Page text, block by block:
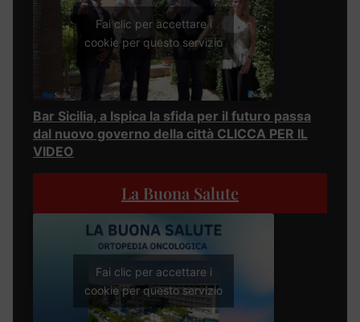
Fai clic per accettare i
cookie per questo servizio
Bar Sicilia, a Ispica la sfida per il futuro passa
dal nuovo governo della città CLICCA PER IL
VIDEO
La Buona Salute
Fai clic per accettare i
cookie per questo servizio